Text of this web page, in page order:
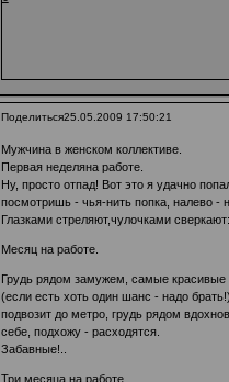
Поделиться25.05.2009 17:50:21
Мужчина в женском коллективе.
Первая неделяна работе.
Ну, просто отпад! Вот это я удачно
посмотришь - чья-нить попка, налево -
Глазками стреляют,чулочками
Месяц на работе.
Грудь рядом замужем, самые красивые
(если есть хоть один шанс - надо
подвозит до метро, грудь рядом
себе, подхожу - расходятся.
Забавные!..
Три месяца на работе.